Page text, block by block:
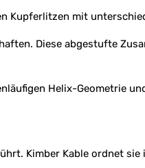
Kupferlitzen mit
Diese abgestufte
Helix-Geometrie
Kimber Kable ordnet sie